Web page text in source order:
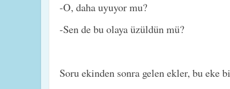
-O, daha uyuyor mu?
-Sen de bu olaya üzüldün mü?
Soru ekinden sonra gelen ekler, bu eke